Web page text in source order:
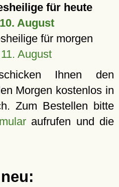
für heute
August
für morgen
August
Ihnen den
Morgen kostenlos in
Zum Bestellen bitte
aufrufen und die